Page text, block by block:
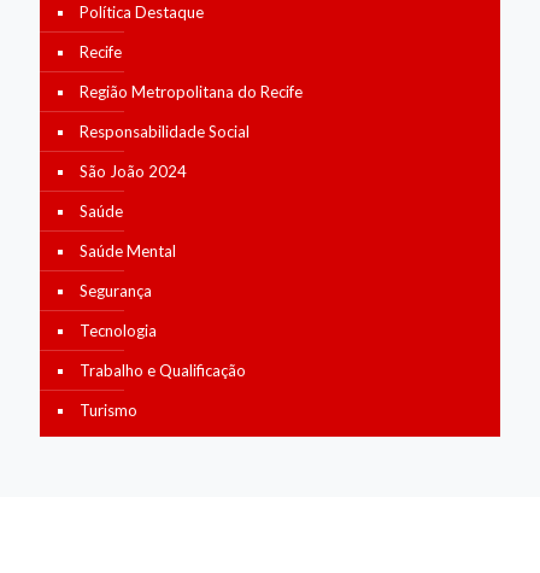
Política Destaque
Recife
Região Metropolitana do Recife
Responsabilidade Social
São João 2024
Saúde
Saúde Mental
Segurança
Tecnologia
Trabalho e Qualificação
Turismo